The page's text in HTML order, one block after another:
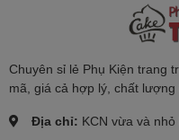
Chuyên sỉ lẻ Phụ Kiện trang
mã, giá cả hợp lý, chất
Địa chỉ: KCN vừa và